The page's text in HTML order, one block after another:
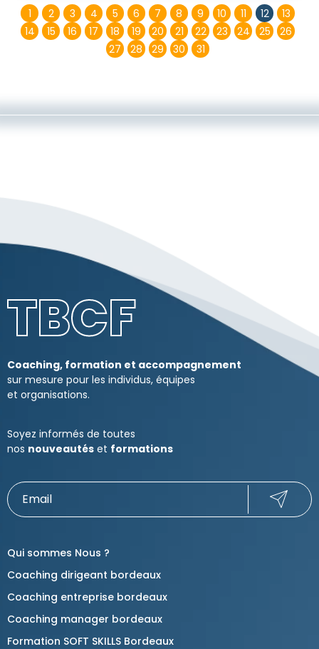
1 2 3 4 5 6 7 8 9 10 11 12
13
14
15 16 17 18 19 20 21 22 23 24 25
26
27
28 29 30 31
TBCF
Coaching, formation et accompagnement
sur mesure pour les individus, équipes
et organisations.
Soyez informés de toutes
nos nouveautés et formations
Qui sommes Nous ?
Coaching dirigeant bordeaux
Coaching entreprise bordeaux
Coaching manager bordeaux
Formation SOFT SKILLS Bordeaux